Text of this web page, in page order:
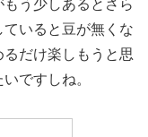
う少しあるとさら
いると豆が無くな
だけ楽しもうと思
ですしね。